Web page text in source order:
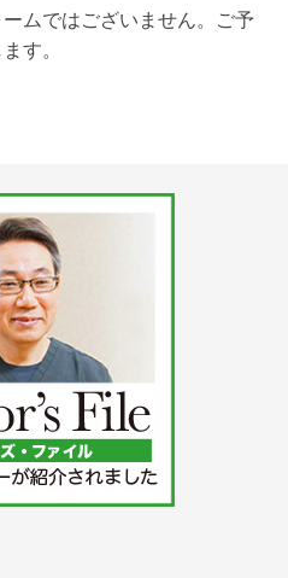
ムではございません。ご予
す。